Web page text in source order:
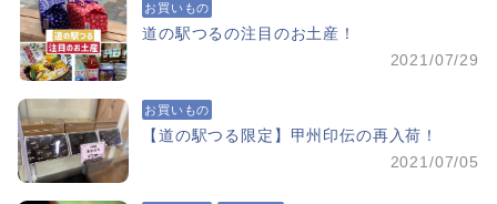
お買いもの
道の駅つるの注目のお土産！
2021/07/29
お買いもの
【道の駅つる限定】甲州印伝の再入荷！
2021/07/05